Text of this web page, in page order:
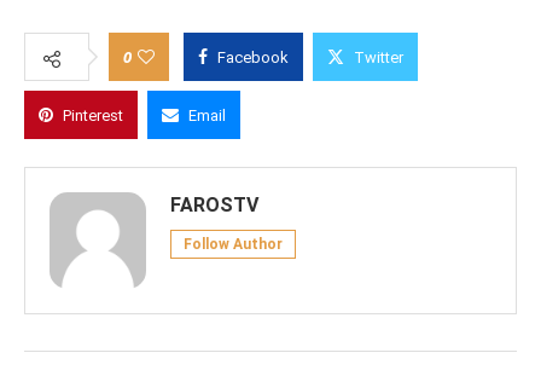
Στο νοσοκομείο ενοικιαστής και ένοικος μετά
από άγριο καυγά – Ανέσυραν μαχαίρια για το
ενοίκιο
Facebook